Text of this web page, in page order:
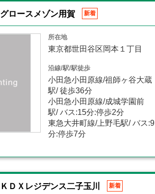
グロースメゾン用賀 新着
所在地
東京都世田谷区岡本１丁目
沿線/駅/駅徒歩
小田急小田原線/祖師ヶ谷大蔵
駅/ 徒歩36分
小田急小田原線/成城学園前
駅/ バス:15分:停歩2分
東急大井町線/上野毛駅/ バス:9
分:停歩7分
ＫＤＸレジデンス二子玉川 新着